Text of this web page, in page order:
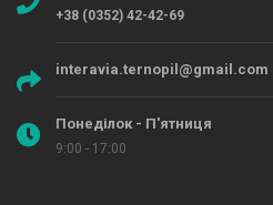
+38 (0352) 42-42-69
interavia.ternopil@gmail.com
Понеділок - П'ятниця
9:00 - 17:00